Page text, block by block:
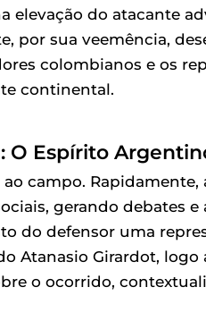
elevação do atacante
por sua veemência,
colombianos e os
continental.
O Espírito
campo.
gerando debates
do defensor uma
Atanasio Girardot,
o ocorrido,